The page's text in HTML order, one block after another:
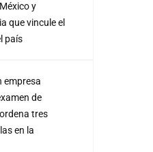
y
que vincule el
país
empresa
de
tres
en la